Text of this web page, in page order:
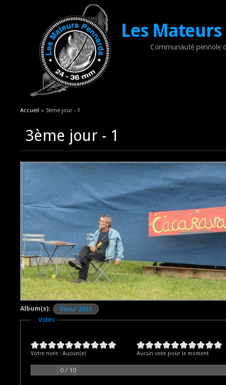
Les
Communauté pennole
Vous êtes ici
Accueil » 3ème jour - 1
3ème jour - 1
Album(s):
Vaour 2021
Masquer
Votes
Votre note : Aucun(e) Aucun vote pour le moment
0 / 10